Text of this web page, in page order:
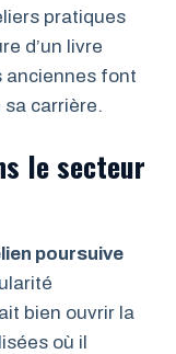
pratiques
d’un livre
anciennes font
carrière.
le secteur
poursuive
bien ouvrir la
où il